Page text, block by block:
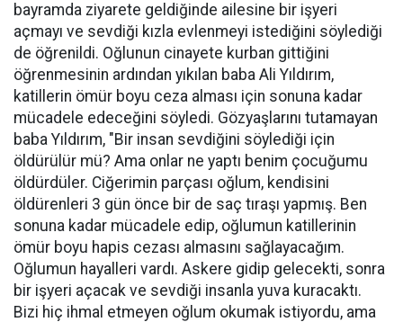
bayramda ziyarete geldiğinde ailesine bir işyeri
açmayı ve sevdiği kızla evlenmeyi istediğini söylediği
de öğrenildi. Oğlunun cinayete kurban gittiğini
öğrenmesinin ardından yıkılan baba Ali Yıldırım,
katillerin ömür boyu ceza alması için sonuna kadar
mücadele edeceğini söyledi. Gözyaşlarını tutamayan
baba Yıldırım, "Bir insan sevdiğini söylediği için
öldürülür mü? Ama onlar ne yaptı benim çocuğumu
öldürdüler. Ciğerimin parçası oğlum, kendisini
öldürenleri 3 gün önce bir de saç tıraşı yapmış. Ben
sonuna kadar mücadele edip, oğlumun katillerinin
ömür boyu hapis cezası almasını sağlayacağım.
Oğlumun hayalleri vardı. Askere gidip gelecekti, sonra
bir işyeri açacak ve sevdiği insanla yuva kuracaktı.
Bizi hiç ihmal etmeyen oğlum okumak istiyordu, ama